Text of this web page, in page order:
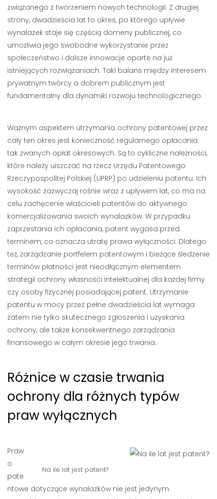
związanego z tworzeniem nowych technologii. Z drugiej
strony, dwadzieścia lat to okres, po którego upływie
wynalazek staje się częścią domeny publicznej, co
umożliwia jego swobodne wykorzystanie przez
społeczeństwo i dalsze innowacje oparte na już
istniejących rozwiązaniach. Taki balans między interesem
prywatnym twórcy a dobrem publicznym jest
fundamentalny dla dynamiki rozwoju technologicznego.
Ważnym aspektem utrzymania ochrony patentowej przez
cały ten okres jest konieczność regularnego opłacania
tak zwanych opłat okresowych. Są to cykliczne należności,
które należy uiszczać na rzecz Urzędu Patentowego
Rzeczypospolitej Polskiej (UPRP) po udzieleniu patentu. Ich
wysokość zazwyczaj rośnie wraz z upływem lat, co ma na
celu zachęcenie właścicieli patentów do aktywnego
komercjalizowania swoich wynalazków. W przypadku
zaprzestania ich opłacania, patent wygasa przed
terminem, co oznacza utratę prawa wyłączności. Dlatego
też, zarządzanie portfelem patentowym i bieżące śledzenie
terminów płatności jest nieodłącznym elementem
strategii ochrony własności intelektualnej dla każdej firmy
czy osoby fizycznej posiadającej patent. Utrzymanie
patentu w mocy przez pełne dwadzieścia lat wymaga
zatem nie tylko skutecznego zgłoszenia i uzyskania
ochrony, ale także konsekwentnego zarządzania
finansowego w całym okresie jego trwania.
Różnice w czasie trwania
ochrony dla różnych typów
praw wyłącznych
Na ile lat jest patent?
Praw
o
pate
ntowe dotyczące wynalazków nie jest jedynym